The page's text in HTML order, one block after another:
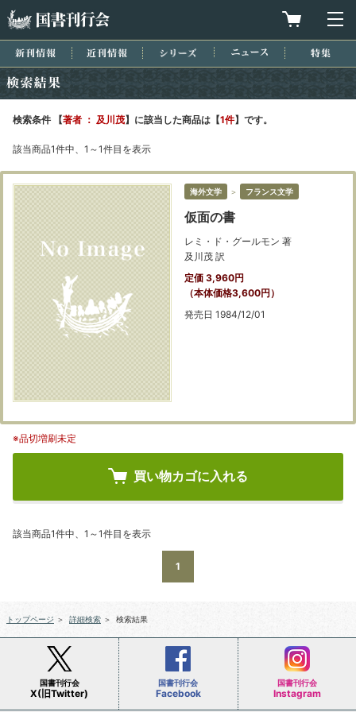
買物カゴを
新刊情報 近刊情報 シリーズ ニュース
検索条件 【著者 ： 及川茂】に該当した商品は【1件】です。
該当商品1件中、1～1件目を表示
海外文学 ＞ フランス文学
仮面の書
レミ・ド・グールモン 著
及川茂 訳
定価 3,960円
（本体価格3,600円）
発売日 1984/12/01
※品切増刷未定
買い物カゴに入れる
該当商品1件中、1～1件目を表示
1
トップページ ＞ 詳細検索 ＞ 検索結果
国書刊行会
X(旧Twitter)
国書刊行会
Facebook
国書刊行会
Instagram